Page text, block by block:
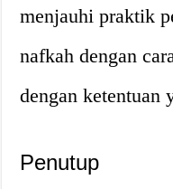
menjauhi praktik
nafkah dengan
dengan ketentuan
Penutup